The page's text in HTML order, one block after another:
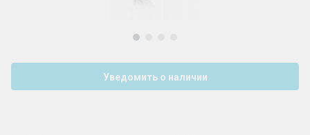
Уведомить о наличии